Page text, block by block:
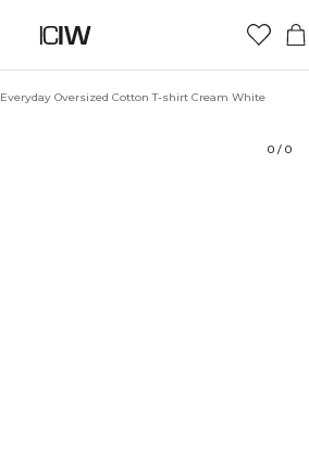
Everyday Oversized Cotton T-shirt Cream White
0 / 0